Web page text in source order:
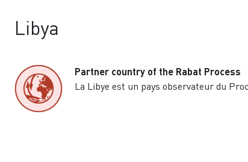
Libya
Partner country of the Rabat Process
La Libye est un pays observateur du